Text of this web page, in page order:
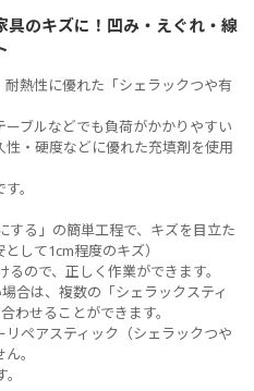
のキズに！凹み・えぐれ・線
熱性に優れた「シェラックつや有
ブルなどでも負荷がかかりやすい
・硬度などに優れた充填剤を使用
。
る」の簡単工程で、キズを目立た
して1cm程度のキズ）
ので、正しく作業ができます。
合は、複数の「シェラックスティ
わせることができます。
ペアスティック（シェラックつや
。